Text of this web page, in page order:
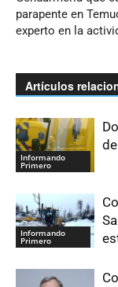
parapente en
experto en la
Artículos
Informando
Primero
Informando
Primero